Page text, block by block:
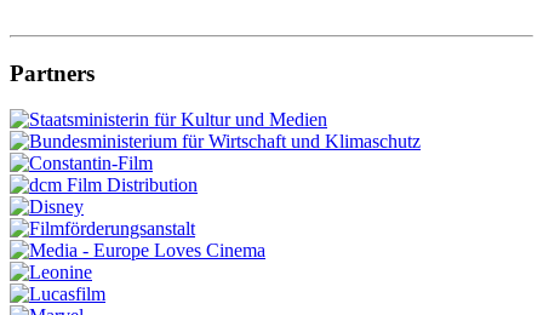
Partners